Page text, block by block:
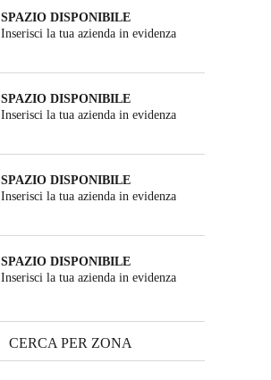
SPAZIO DISPONIBILE
Inserisci la tua azienda in evidenza
SPAZIO DISPONIBILE
Inserisci la tua azienda in evidenza
SPAZIO DISPONIBILE
Inserisci la tua azienda in evidenza
SPAZIO DISPONIBILE
Inserisci la tua azienda in evidenza
CERCA PER ZONA